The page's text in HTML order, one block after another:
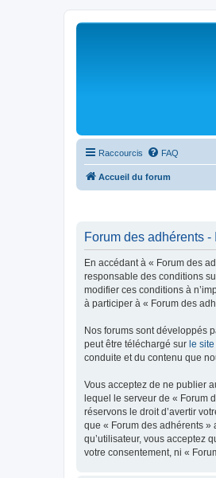
Raccourcis FAQ
Accueil du forum
Forum des adhérents -
En accédant à « Forum des
responsable des conditions
modifier ces conditions à
à participer à « Forum des
Nos forums sont développés
peut être téléchargé sur le
conduite et du contenu que
Vous acceptez de ne publier
lequel le serveur de « Forum
réservons le droit d’avertir
que « Forum des adhérents »
qu’utilisateur, vous acceptez
votre consentement, ni «